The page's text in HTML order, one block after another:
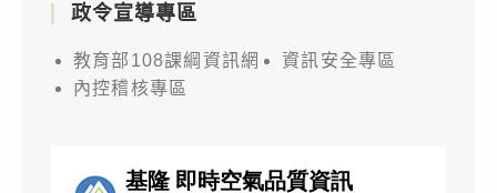
政令宣導專區
教育部108課綱資訊網
資訊安全專區
內控稽核專區